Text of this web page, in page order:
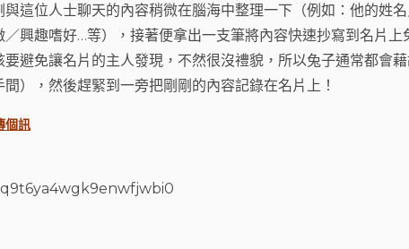
與這位人士聊天的內容稍微在腦海中整理一下（例如：他的姓
／興趣嗜好…等），接著便拿出一支筆將內容快速抄寫到名片上
要避免讓名片的主人發現，不然很沒禮貌，所以兔子通常都會
），然後趕緊到一旁把剛剛的內容記錄在名片上！
個訊